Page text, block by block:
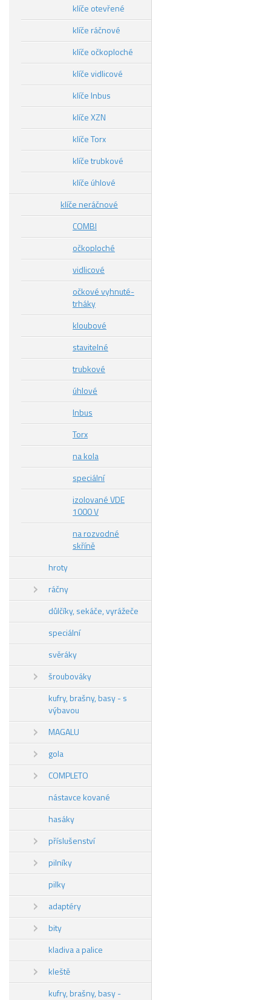
klíče otevřené
klíče ráčnové
klíče očkoploché
klíče vidlicové
klíče Inbus
klíče XZN
klíče Torx
klíče trubkové
klíče úhlové
klíče neráčnové
COMBI
očkoploché
vidlicové
očkové vyhnuté-
trháky
kloubové
stavitelné
trubkové
úhlové
Inbus
Torx
na kola
speciální
izolované VDE
1000 V
na rozvodné
skříně
hroty
ráčny
důlčíky, sekáče, vyrážeče
speciální
svěráky
šroubováky
kufry, brašny, basy - s
výbavou
MAGALU
gola
COMPLETO
nástavce kované
hasáky
příslušenství
pilníky
pilky
adaptéry
bity
kladiva a palice
kleště
kufry, brašny, basy -